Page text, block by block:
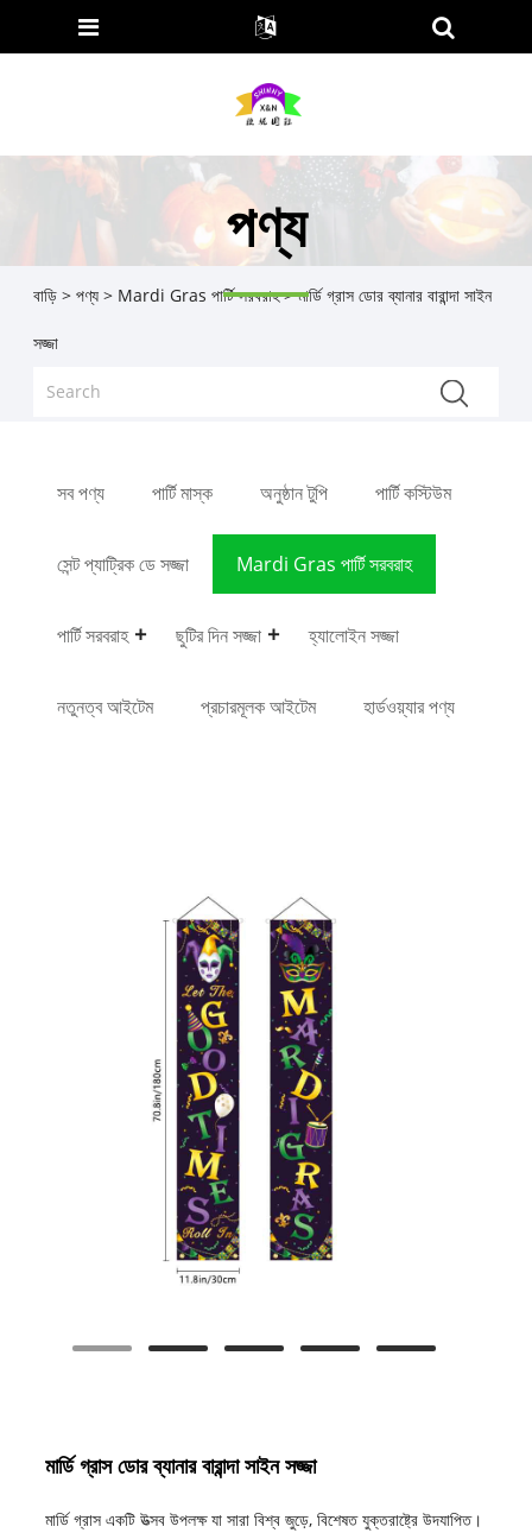
পণ্য
বাড়ি > পণ্য> Mardi Gras পার্টি সরবরাহ> মার্ডি গ্রাস ডোর ব্যানার বারান্দা সাইন
সজ্জা
সব পণ্য পার্টি মাস্ক অনুষ্ঠান টুপি পার্টি কস্টিউম
সেন্ট প্যাট্রিক ডে সজ্জা Mardi Gras পার্টি সরবরাহ
পার্টি সরবরাহ ছুটির দিন সজ্জা হ্যালোইন সজ্জা
নতুনত্ব আইটেম প্রচারমূলক আইটেম হার্ডওয়্যার পণ্য
মার্ডি গ্রাস ডোর ব্যানার বারান্দা সাইন সজ্জা
মার্ডি গ্রাস একটি উত্সব উপলক্ষ যা সারা বিশ্ব জুড়ে, বিশেষত যুক্তরাষ্ট্রে উদযাপিত।